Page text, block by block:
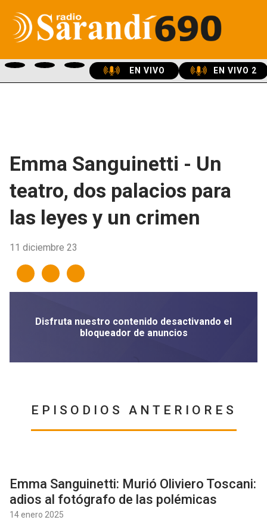
EN VIVO EN VIVO 2
Emma Sanguinetti - Un
teatro, dos palacios para
las leyes y un crimen
11 diciembre 23
EPISODIOS ANTERIORES
Emma Sanguinetti: Murió Oliviero Toscani:
adios al fotógrafo de las polémicas
14 enero 2025